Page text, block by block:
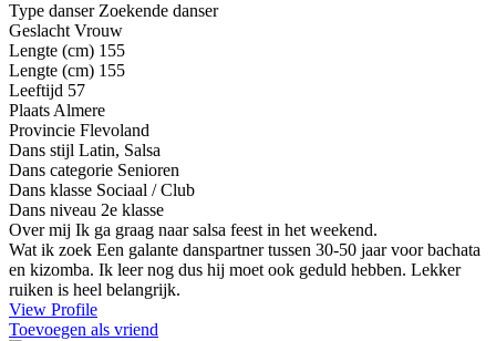
Type danser Zoekende danser
Geslacht Vrouw
Lengte (cm) 155
Lengte (cm) 155
Leeftijd 57
Plaats Almere
Provincie Flevoland
Dans stijl Latin, Salsa
Dans categorie Senioren
Dans klasse Sociaal / Club
Dans niveau 2e klasse
Over mij Ik ga graag naar salsa feest in het weekend.
Wat ik zoek Een galante danspartner tussen 30-50 jaar voor bachata
en kizomba. Ik leer nog dus hij moet ook geduld hebben. Lekker
ruiken is heel belangrijk.
View Profile
Toevoegen als vriend